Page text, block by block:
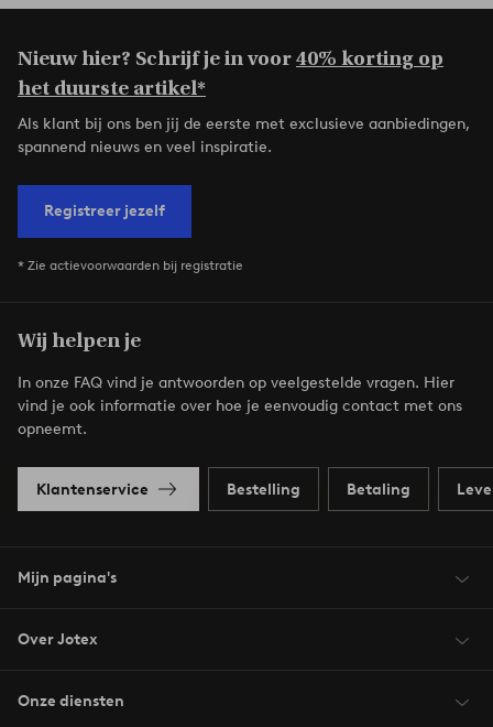
Nieuw hier? Schrijf je in voor40% korting op
het duurste artikel*
Als klant bij ons ben jij de eerste met exclusieve aanbiedingen,
spannend nieuws en veel inspiratie.
Registreer jezelf
* Zie actievoorwaarden bij registratie
Wij helpen je
In onze FAQ vind je antwoorden op veelgestelde vragen. Hier
vind je ook informatie over hoe je eenvoudig contact met ons
opneemt.
Klantenservice Bestelling Betaling
Mijn pagina's
Over Jotex
Onze diensten